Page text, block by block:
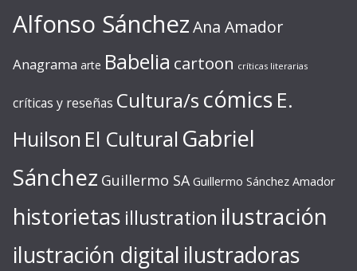
Alfonso SánchezAna Amador
Anagrama arte Babelia cartoon críticas literarias
críticas y reseñas Cultura/s cómics E.
Huilson El Cultural Gabriel
Sánchez Guillermo SA Guillermo Sánchez Amador
historietas illustration ilustración
ilustración digital ilustradoras